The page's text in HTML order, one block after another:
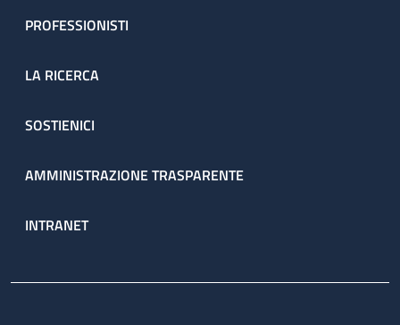
PROFESSIONISTI
LA RICERCA
SOSTIENICI
AMMINISTRAZIONE TRASPARENTE
INTRANET